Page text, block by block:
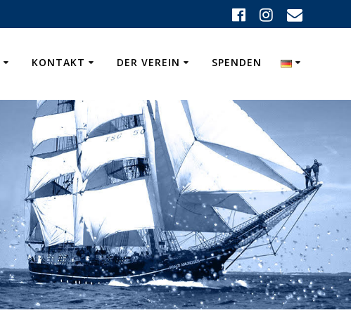
KONTAKT DER VEREIN SPENDEN